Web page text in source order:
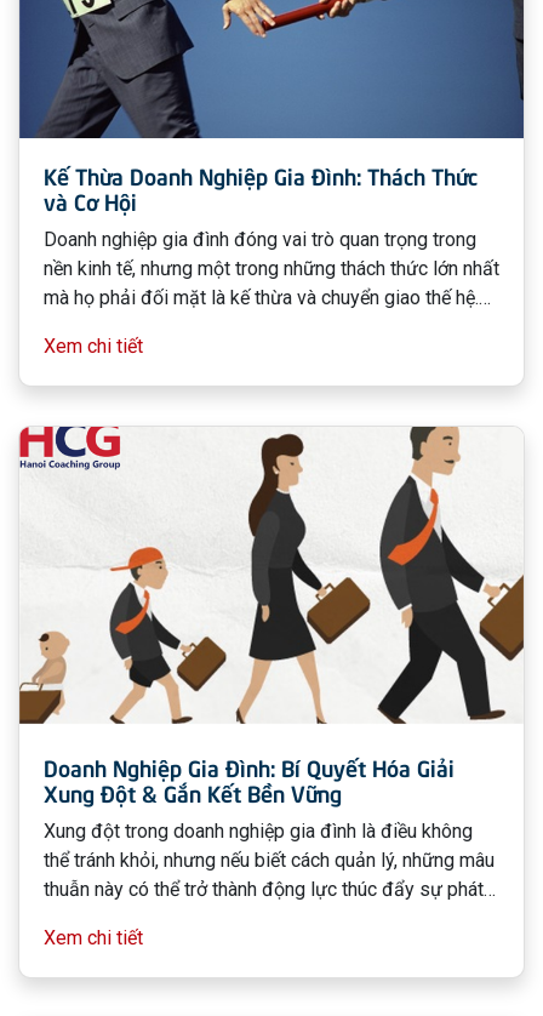
Kế Thừa Doanh Nghiệp Gia Đình: Thách Thức
và Cơ Hội
Doanh nghiệp gia đình đóng vai trò quan trọng trong
nền kinh tế, nhưng một trong những thách thức lớn nhất
mà họ phải đối mặt là kế thừa và chuyển giao thế hệ.
nghiệp có thể tiếp tục phát triển mạnh mẽ qua nhiều
thế hệ. Ngược lại, nếu không có sự chuẩn bị kỹ lưỡng,
suy thoái.
Xem chi tiết
Doanh Nghiệp Gia Đình: Bí Quyết Hóa Giải
Xung Đột & Gắn Kết Bền Vững
Xung đột trong doanh nghiệp gia đình là điều không
thể tránh khỏi, nhưng nếu biết cách quản lý, những mâu
thuẫn này có thể trở thành động lực thúc đẩy sự phát
nguyên nhân gây ra xung đột, các chiến lược hóa giải
hiệu quả và cách xây dựng một doanh nghiệp gia đình
Xem chi tiết